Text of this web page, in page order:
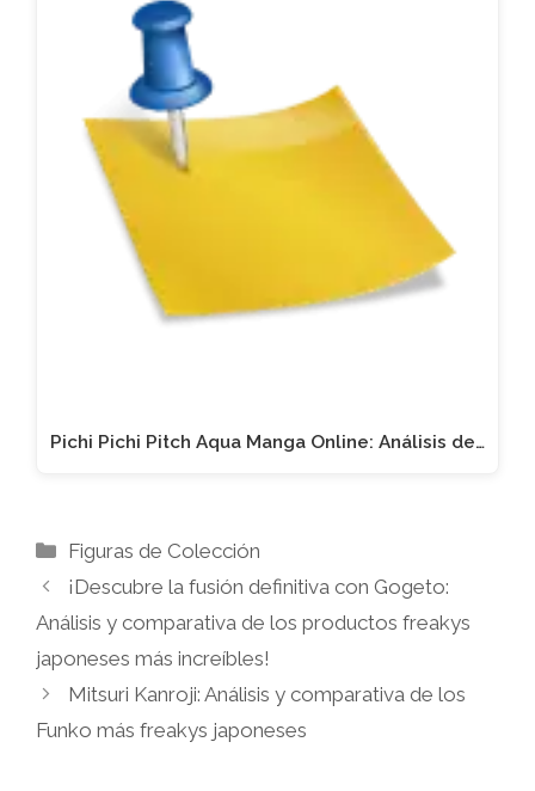
Pichi Pichi Pitch Aqua Manga Online: Análisis de…
Categorías
Figuras de Colección
¡Descubre la fusión definitiva con Gogeto:
Análisis y comparativa de los productos freakys
japoneses más increíbles!
Mitsuri Kanroji: Análisis y comparativa de los
Funko más freakys japoneses